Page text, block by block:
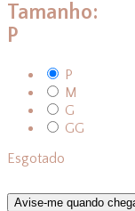
Tamanho:
P
P
M
G
GG
Esgotado
Avise-me quando